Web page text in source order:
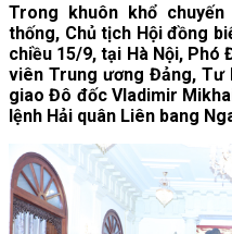
Trong khuôn khổ
thống, Chủ tịch Hội đồng
chiều 15/9, tại Hà Nội, Phó
viên Trung ương Đảng, Tư
giao Đô đốc Vladimir
lệnh Hải quân Liên bang